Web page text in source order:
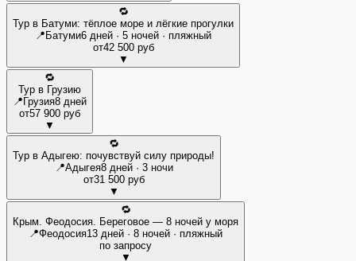
🔁
Тур в Батуми: тёплое море и лёгкие прогулки
📍Батуми6 дней · 5 ночей · пляжный
от42 500 руб
▼
🔁
Тур в Грузию
📍Грузия8 дней
от57 900 руб
▼
🔁
Тур в Адыгею: почувствуй силу природы!
📍Адыгея8 дней · 3 ночи
от31 500 руб
▼
🔁
Крым. Феодосия. Береговое — 8 ночей у моря
📍Феодосия13 дней · 8 ночей · пляжный
по запросу
▼